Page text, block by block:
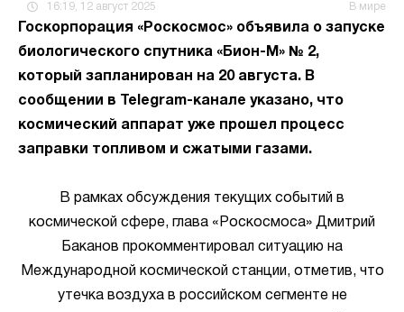
16:19, 12 август 2025 В мире
Госкорпорация «Роскосмос» объявила о запуске
биологического спутника «Бион-М» № 2,
который запланирован на 20 августа. В
сообщении в Telegram-канале указано, что
космический аппарат уже прошел процесс
заправки топливом и сжатыми газами.
В рамках обсуждения текущих событий в
космической сфере, глава «Роскосмоса» Дмитрий
Баканов прокомментировал ситуацию на
Международной космической станции, отметив, что
утечка воздуха в российском сегменте не